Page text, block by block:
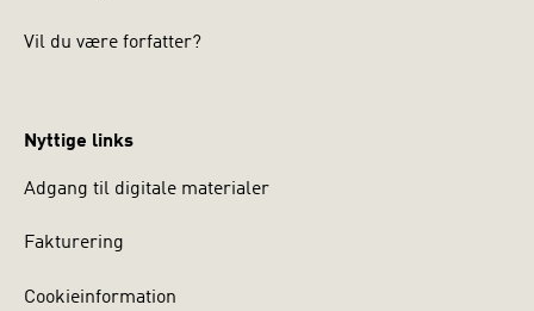
Vil du være forfatter?
Nyttige links
Adgang til digitale materialer
Fakturering
Cookieinformation